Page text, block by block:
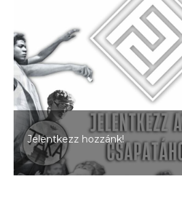
Jelentkezz hozzánk!